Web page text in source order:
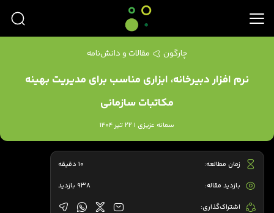
چارگون مقالات و دانش‌نامه
نرم افزار دبیرخانه، ابزاری مناسب برای مدیریت بهینه
مکاتبات سازمانی
سمانه عزیزی | 22 تیر 1404
زمان مطالعه: 10 دقیقه
بازدید مقاله: 938 بازدید
اشتراک‌گذاری: